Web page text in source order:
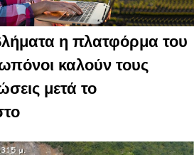
η πλατφόρμα του
καλούν τους
μετά το